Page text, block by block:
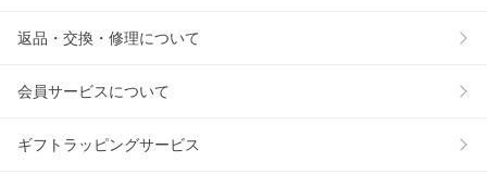
返品・交換・修理について
会員サービスについて
ギフトラッピングサービス